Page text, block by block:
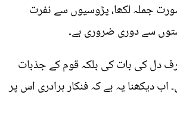
جملہ لکھا، پڑوسیوں سے نفرت
سے دوری ضروری ہے۔
دل کی بات کی بلکہ قوم کے جذبات
دیکھنا یہ ہے کہ فنکار برادری اس پر